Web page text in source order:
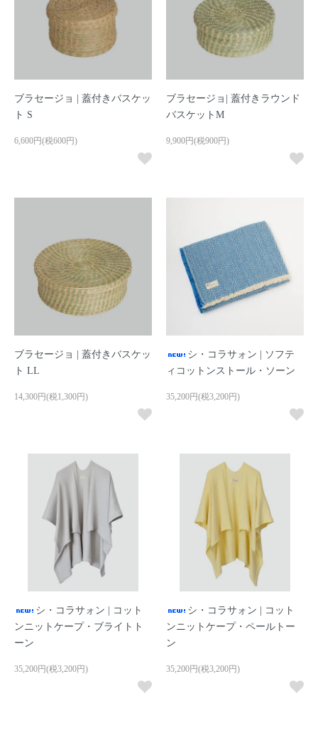
ブラセージョ | 蓋付きバスケッ
ト S
6,600円(税600円)
ブラセージョ| 蓋付きラウンド
バスケットM
9,900円(税900円)
ブラセージョ | 蓋付きバスケッ
ト LL
14,300円(税1,300円)
シ・コラサォン | ソフテ
ィコットンストール・ソーン
35,200円(税3,200円)
シ・コラサォン | コット
ンニットケープ・ブライトト
ーン
35,200円(税3,200円)
シ・コラサォン | コット
ンニットケープ・ペールトー
ン
35,200円(税3,200円)